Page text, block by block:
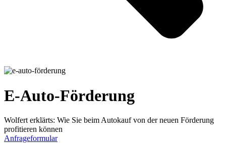
E-Auto-Förderung
Wolfert erklärts: Wie Sie beim Autokauf von der neuen Förderung
profitieren können
Anfrageformular